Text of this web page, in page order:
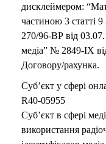
дисклеймером:
частиною 3 статті
270/96-ВР від
медіа” № 2849-IX
Договору/рахунка.
Суб’єкт у сфері
R40-05955
Суб’єкт в сфері
використання